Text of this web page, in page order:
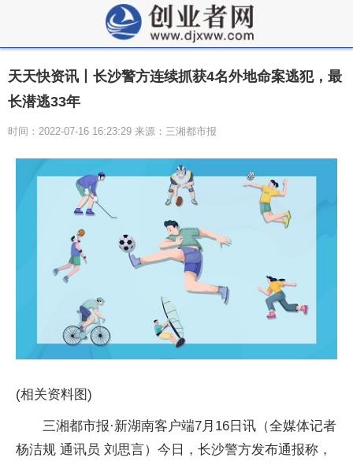
天天快资讯丨长沙警方连续抓获4名外地命案逃犯，最
长潜逃33年
时间：2022-07-16 16:23:29 来源：三湘都市报
(相关资料图)
三湘都市报·新湖南客户端7月16日讯（全媒体记者
杨洁规 通讯员 刘思言）今日，长沙警方发布通报称，